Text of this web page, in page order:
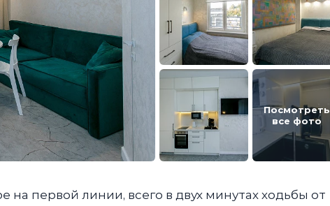
Посмотреть
все фото
первой линии, всего в двух минутах ходьбы от